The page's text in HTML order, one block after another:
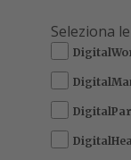
Seleziona